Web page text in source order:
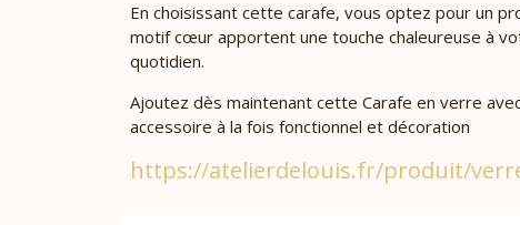
En choisissant cette carafe, vous optez pour un
motif cœur apportent une touche chaleureuse à
quotidien.
Ajoutez dès maintenant cette Carafe en verre
accessoire à la fois fonctionnel et décoration
https://atelierdelouis.fr/produit/